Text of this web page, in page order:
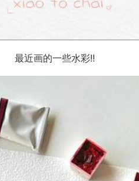
最近画的一些水彩!!